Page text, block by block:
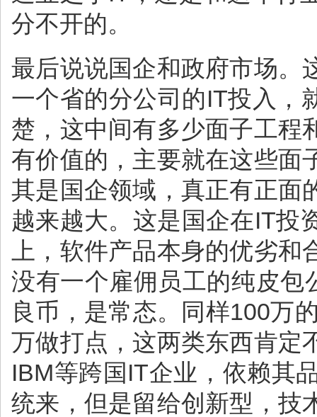
分不开的。
最后说说国企和政府市场。
一个省的分公司的IT投入，
楚，这中间有多少面子工程
有价值的，主要就在这些面
其是国企领域，真正有正面
越来越大。这是国企在IT投
上，软件产品本身的优劣
没有一个雇佣员工的纯皮包
良币，是常态。同样100万
万做打点，这两类东西肯定
IBM等跨国IT企业，依赖其
统来，但是留给创新型，技